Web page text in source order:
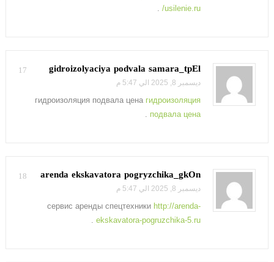
usilenie.ru/
.
17 gidroizolyaciya podvala samara_tpEl
ديسمبر 8, 2025 الي 5:47 م
гидроизоляция подвала цена гидроизоляция
подвала цена
.
18 arenda ekskavatora pogryzchika_gkOn
ديسمبر 8, 2025 الي 5:47 م
сервис аренды спецтехники http://arenda-
ekskavatora-pogruzchika-5.ru
.